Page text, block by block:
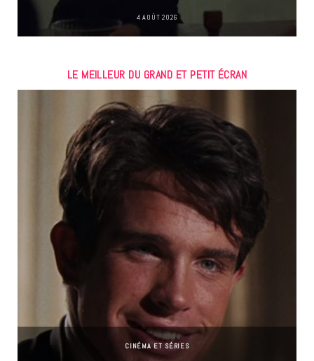
4 AOÛT 2026
LE MEILLEUR DU GRAND ET PETIT ÉCRAN
CINÉMA ET SÉRIES